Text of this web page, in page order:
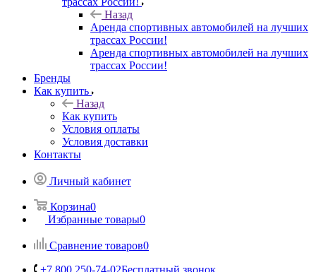
Назад
Аренда спортивных автомобилей на лучших
трассах России!
Аренда спортивных автомобилей на лучших
трассах России!
Бренды
Как купить
Назад
Как купить
Условия оплаты
Условия доставки
Контакты
Личный кабинет
Корзина0
Избранные товары0
Сравнение товаров0
+7 800 250-74-02Бесплатный звонок